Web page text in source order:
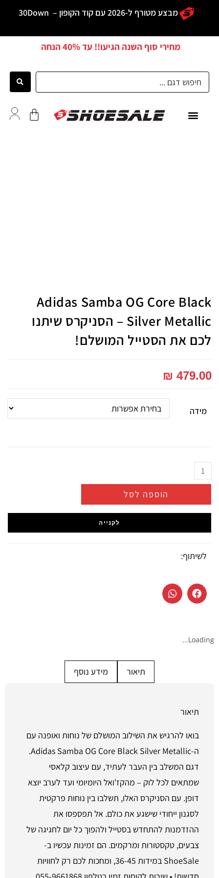
מבצע מטורף ל-2026 עם קוד הקופון – 30Down
מחירי סוף השנה הגיעו!! עד40% הנחה
Adidas Samba OG Core Black
Silver Metallic – הסניקרס שיתנו
לכם את הסטייל המושלם!
₪ 479.00
מידה
הוספה לסל
לקנייה
לשיתוף:
Loading...
תיאור מידע נוסף
תיאור
בואו להרגיש את השילוב המושלם של נוחות ואופנה עם
ה-Adidas Samba OG Core Black Silver Metallic.
דגם המשלב בין העבר לעתיד, עם עיצוב קלאסי
שמתאים לכל לוק – מהקז'ואל היומיומי ועד לערב יוצא
דופן. עם הסניקרס האלו, תשלבו בין נוחות פרקטית
לסגנון ייחודי שישגע את כולם. אל תפספסו את
ההזדמנות להתחדש בסטייל ולהפוך כל יום לחגיגה של
צבעים, טקסטורות ומרקמים. הם זמינות עכשיו ב-
ShoeSale במידות 36-45, ומחכות לכם רק לחוויות